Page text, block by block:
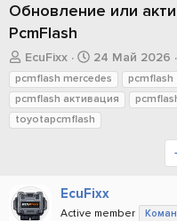
Обновление или
PcmFlash
А
в
т
о
р
ы
EcuFixx
Д
а
т
а
н
л
а
24 Май 2026
pcmflash mercedes
pcmflash активация
toyotapcmflash
EcuFixx
Active member